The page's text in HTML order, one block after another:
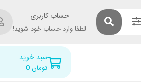
حساب کاربری
لطفا وارد حساب خود شوید!
سبد خرید
0تومان